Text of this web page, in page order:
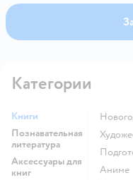
Категории
Книги
Познавательная
литература
Аксессуары для
книг
Аниме